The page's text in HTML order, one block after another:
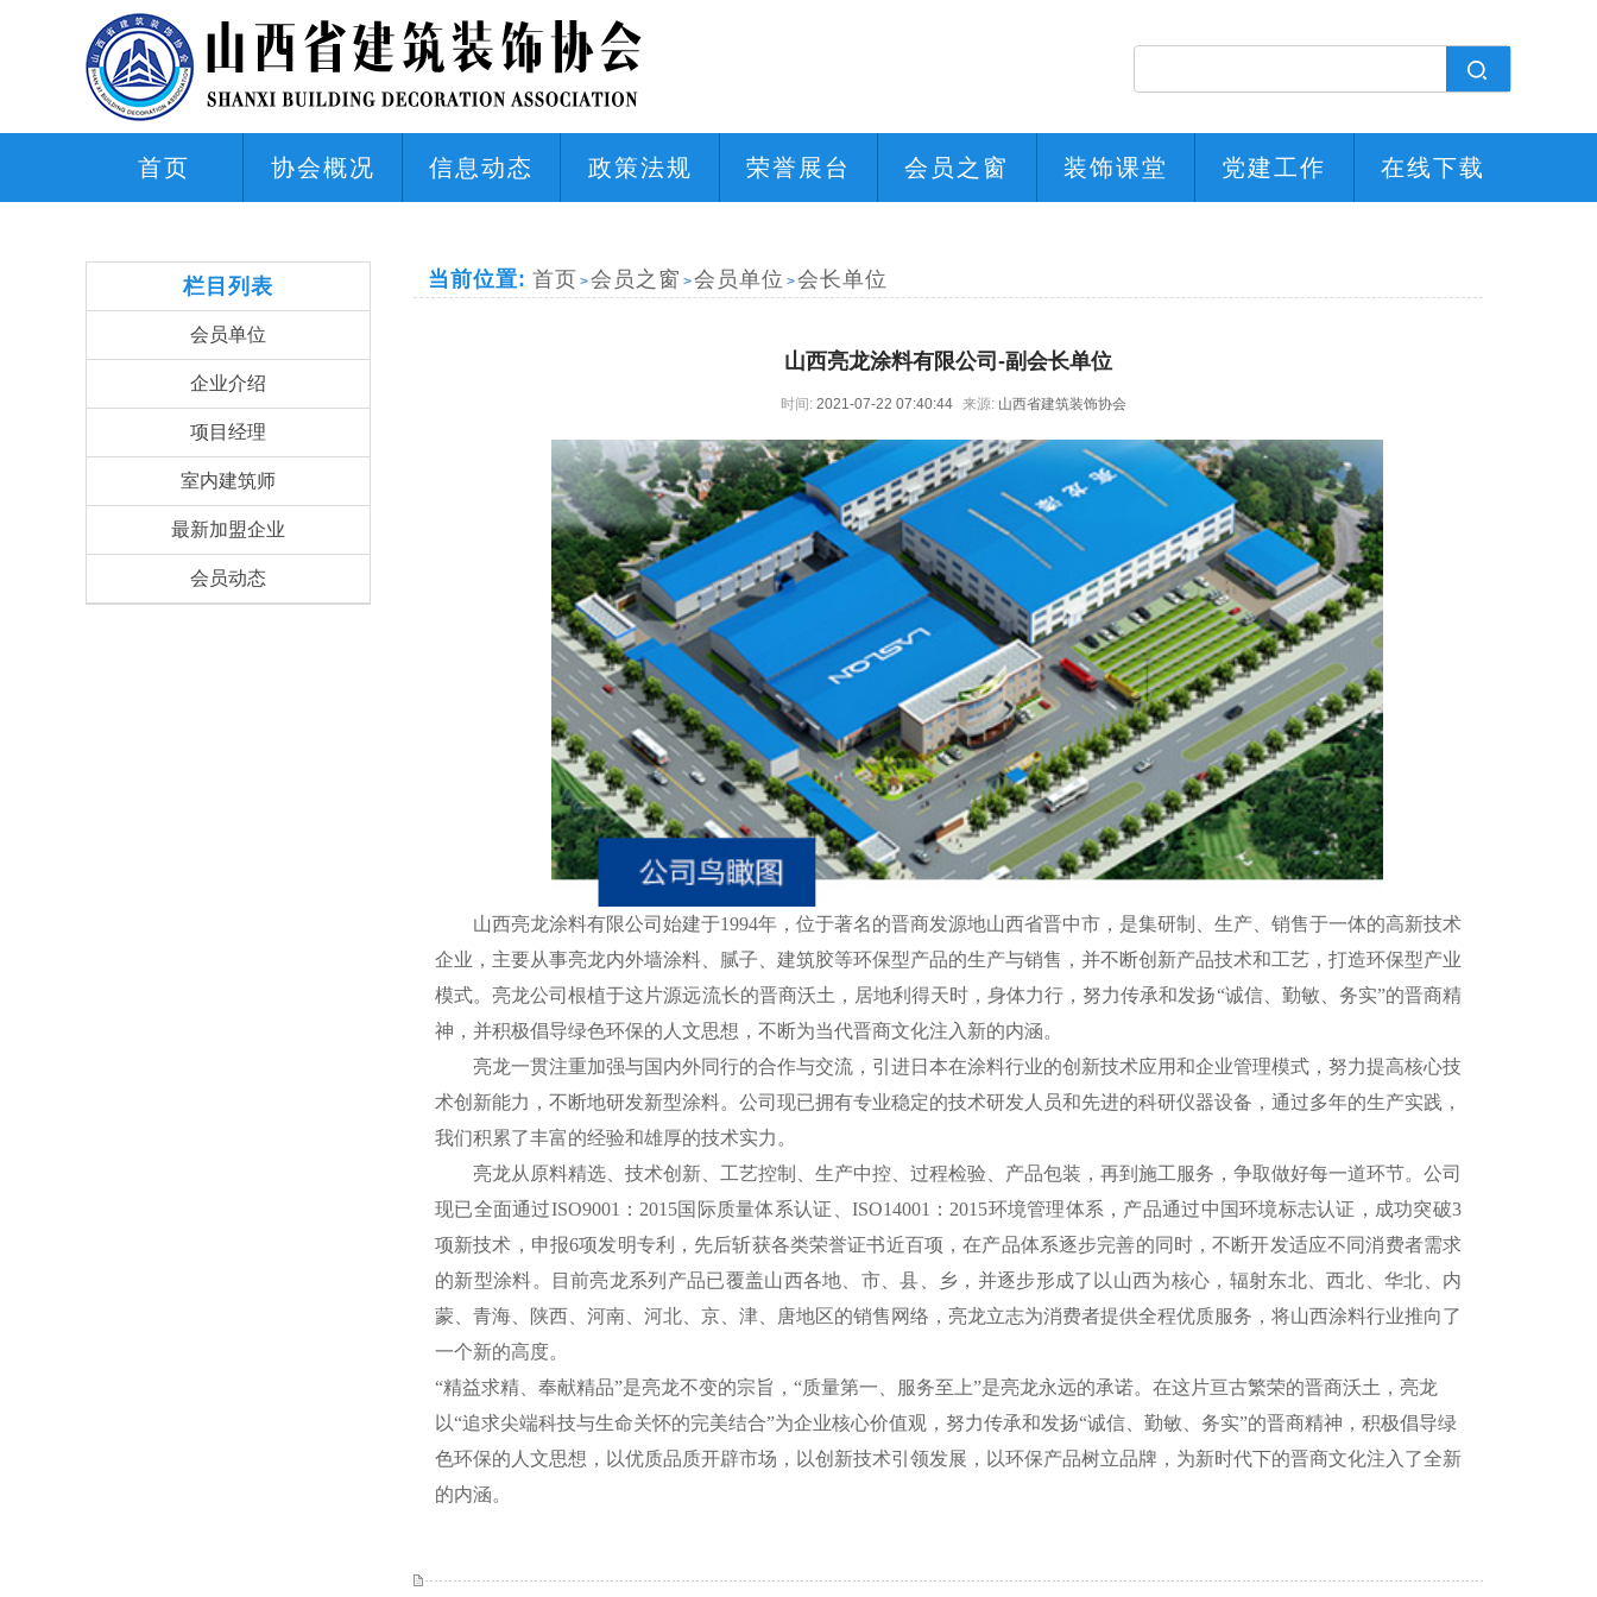
首页 协会概况 信息动态 政策法规 荣誉展台 会员之窗 装饰课堂 党建工作 在线下载
栏目列表
会员单位
企业介绍
项目经理
室内建筑师
最新加盟企业
会员动态
当前位置: 首页 >会员之窗 >会员单位 >会长单位
山西亮龙涂料有限公司-副会长单位
时间: 2021-07-22 07:40:44 来源: 山西省建筑装饰协会
山西亮龙涂料有限公司始建于1994年，位于著名的晋商发源地山西省晋中市，是集研制、生产、销售于一体的高新技术
企业，主要从事亮龙内外墙涂料、腻子、建筑胶等环保型产品的生产与销售，并不断创新产品技术和工艺，打造环保型产业
模式。亮龙公司根植于这片源远流长的晋商沃土，居地利得天时，身体力行，努力传承和发扬“诚信、勤敏、务实”的晋商精
神，并积极倡导绿色环保的人文思想，不断为当代晋商文化注入新的内涵。
亮龙一贯注重加强与国内外同行的合作与交流，引进日本在涂料行业的创新技术应用和企业管理模式，努力提高核心技
术创新能力，不断地研发新型涂料。公司现已拥有专业稳定的技术研发人员和先进的科研仪器设备，通过多年的生产实践，
我们积累了丰富的经验和雄厚的技术实力。
亮龙从原料精选、技术创新、工艺控制、生产中控、过程检验、产品包装，再到施工服务，争取做好每一道环节。公司
现已全面通过ISO9001：2015国际质量体系认证、ISO14001：2015环境管理体系，产品通过中国环境标志认证，成功突破3
项新技术，申报6项发明专利，先后斩获各类荣誉证书近百项，在产品体系逐步完善的同时，不断开发适应不同消费者需求
的新型涂料。目前亮龙系列产品已覆盖山西各地、市、县、乡，并逐步形成了以山西为核心，辐射东北、西北、华北、内
蒙、青海、陕西、河南、河北、京、津、唐地区的销售网络，亮龙立志为消费者提供全程优质服务，将山西涂料行业推向了
一个新的高度。
“精益求精、奉献精品”是亮龙不变的宗旨，“质量第一、服务至上”是亮龙永远的承诺。在这片亘古繁荣的晋商沃土，亮龙
以“追求尖端科技与生命关怀的完美结合”为企业核心价值观，努力传承和发扬“诚信、勤敏、务实”的晋商精神，积极倡导绿
色环保的人文思想，以优质品质开辟市场，以创新技术引领发展，以环保产品树立品牌，为新时代下的晋商文化注入了全新
的内涵。